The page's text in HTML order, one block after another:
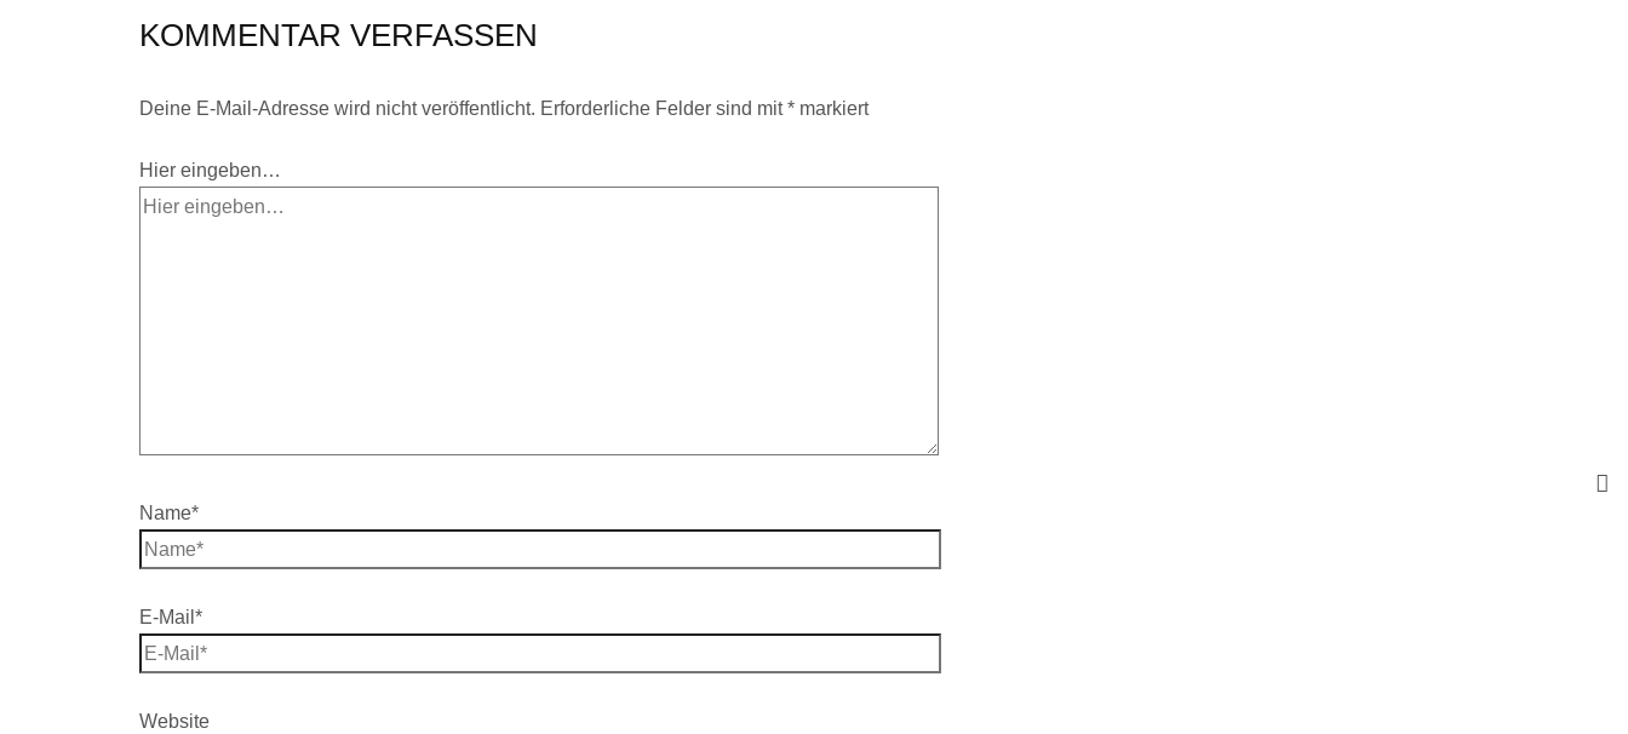
KOMMENTAR VERFASSEN
Deine E-Mail-Adresse wird nicht veröffentlicht. Erforderliche Felder sind mit*markiert
Hier eingeben…
Name*
E-Mail*
Website